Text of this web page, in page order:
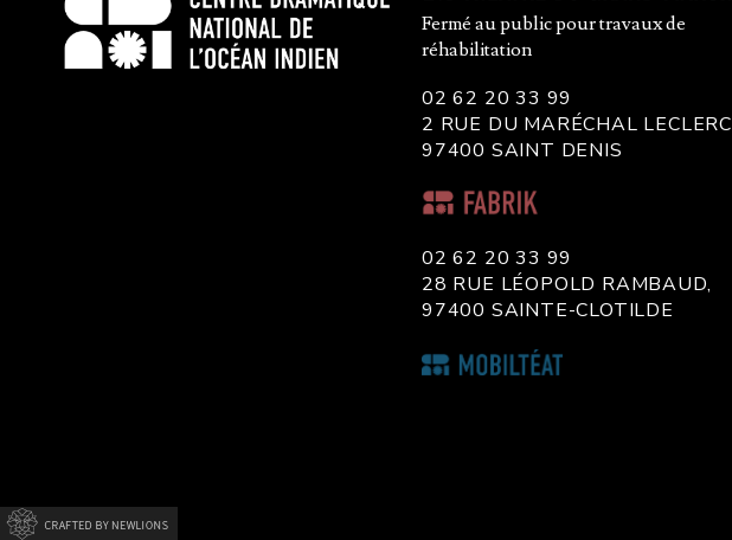
Fermé au public pour travaux de
réhabilitation
02 62 20 33 99
2 RUE DU MARÉCHAL LECLERC
97400 SAINT DENIS
02 62 20 33 99
28 RUE LÉOPOLD RAMBAUD,
97400 SAINTE-CLOTILDE